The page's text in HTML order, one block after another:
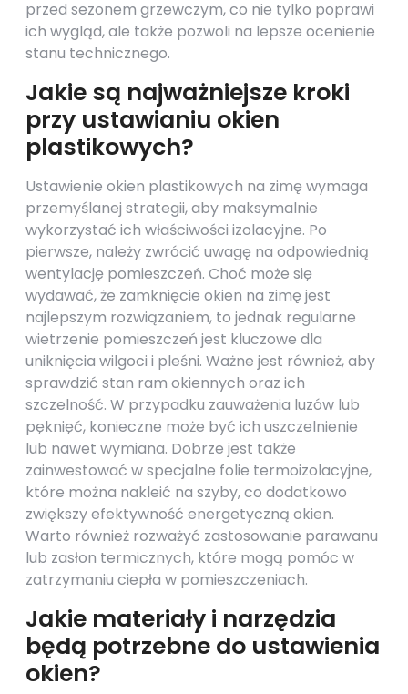
przed sezonem grzewczym, co nie tylko poprawi
ich wygląd, ale także pozwoli na lepsze ocenienie
stanu technicznego.
Jakie są najważniejsze kroki
przy ustawianiu okien
plastikowych?
Ustawienie okien plastikowych na zimę wymaga
przemyślanej strategii, aby maksymalnie
wykorzystać ich właściwości izolacyjne. Po
pierwsze, należy zwrócić uwagę na odpowiednią
wentylację pomieszczeń. Choć może się
wydawać, że zamknięcie okien na zimę jest
najlepszym rozwiązaniem, to jednak regularne
wietrzenie pomieszczeń jest kluczowe dla
uniknięcia wilgoci i pleśni. Ważne jest również, aby
sprawdzić stan ram okiennych oraz ich
szczelność. W przypadku zauważenia luzów lub
pęknięć, konieczne może być ich uszczelnienie
lub nawet wymiana. Dobrze jest także
zainwestować w specjalne folie termoizolacyjne,
które można nakleić na szyby, co dodatkowo
zwiększy efektywność energetyczną okien.
Warto również rozważyć zastosowanie parawanu
lub zasłon termicznych, które mogą pomóc w
zatrzymaniu ciepła w pomieszczeniach.
Jakie materiały i narzędzia
będą potrzebne do ustawienia
okien?